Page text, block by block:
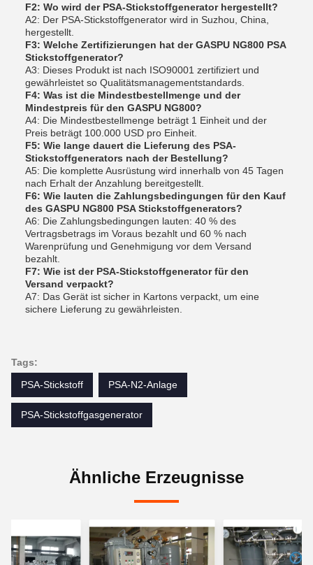
F2: Wo wird der PSA-Stickstoffgenerator hergestellt?
A2: Der PSA-Stickstoffgenerator wird in Suzhou, China,
hergestellt.
F3: Welche Zertifizierungen hat der GASPU NG800 PSA
Stickstoffgenerator?
A3: Dieses Produkt ist nach ISO90001 zertifiziert und
gewährleistet so Qualitätsmanagementstandards.
F4: Was ist die Mindestbestellmenge und der
Mindestpreis für den GASPU NG800?
A4: Die Mindestbestellmenge beträgt 1 Einheit und der
Preis beträgt 100.000 USD pro Einheit.
F5: Wie lange dauert die Lieferung des PSA-
Stickstoffgenerators nach der Bestellung?
A5: Die komplette Ausrüstung wird innerhalb von 45 Tagen
nach Erhalt der Anzahlung bereitgestellt.
F6: Wie lauten die Zahlungsbedingungen für den Kauf
des GASPU NG800 PSA Stickstoffgenerators?
A6: Die Zahlungsbedingungen lauten: 40 % des
Vertragsbetrags im Voraus bezahlt und 60 % nach
Warenprüfung und Genehmigung vor dem Versand
bezahlt.
F7: Wie ist der PSA-Stickstoffgenerator für den
Versand verpackt?
A7: Das Gerät ist sicher in Kartons verpackt, um eine
sichere Lieferung zu gewährleisten.
Tags:
PSA-Stickstoff
PSA-N2-Anlage
PSA-Stickstoffgasgenerator
Ähnliche Erzeugnisse